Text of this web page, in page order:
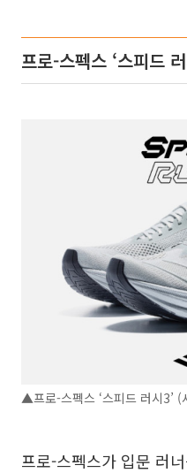
프로-스펙스 ‘스피드
▲프로-스펙스 ‘스피드 러시3’ (
프로-스펙스가 입문 러